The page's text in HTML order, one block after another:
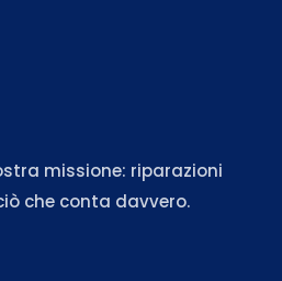
missione: riparazioni
che conta davvero.